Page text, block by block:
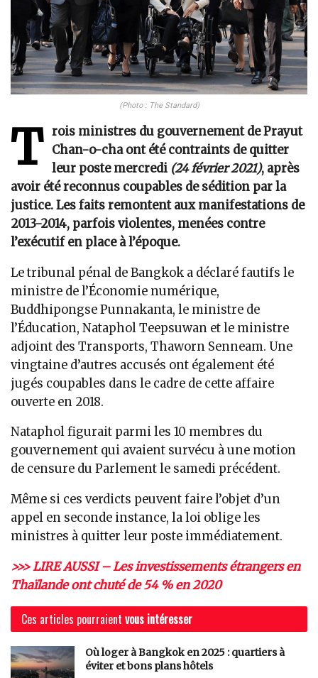
(Photo : The Standard)
T
rois ministres du gouvernement de Prayut
Chan-o-cha ont été contraints de quitter
leur poste mercredi (24 février 2021), après
avoir été reconnus coupables de sédition par la
justice. Les faits remontent aux manifestations de
2013-2014, parfois violentes, menées contre
l’exécutif en place à l’époque.
Le tribunal pénal de Bangkok a déclaré fautifs le
ministre de l’Économie numérique,
Buddhipongse Punnakanta, le ministre de
l’Éducation, Nataphol Teepsuwan et le ministre
adjoint des Transports, Thaworn Senneam. Une
vingtaine d’autres accusés ont également été
jugés coupables dans le cadre de cette affaire
ouverte en 2018.
Nataphol figurait parmi les 10 membres du
gouvernement qui avaient survécu à une motion
de censure du Parlement le samedi précédent.
Même si ces verdicts peuvent faire l’objet d’un
appel en seconde instance, la loi oblige les
ministres à quitter leur poste immédiatement.
>>> LIRE AUSSI – Les investissements étrangers en
Thaïlande ont chuté de 54 % en 2020
Ces articles pourraient vous intéresser
Où loger à Bangkok en 2025 : quartiers à
éviter et bons plans hôtels